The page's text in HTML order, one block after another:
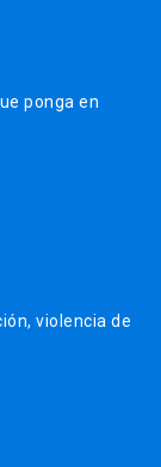
ponga en
violencia de